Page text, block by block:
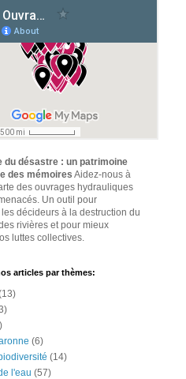
du désastre : un patrimoine
des mémoires Aidez-nous à
des ouvrages hydrauliques
Un outil pour
décideurs à la destruction du
rivières et pour mieux
luttes collectives.
articles par thèmes:
(6)
(14)
l'eau (57)